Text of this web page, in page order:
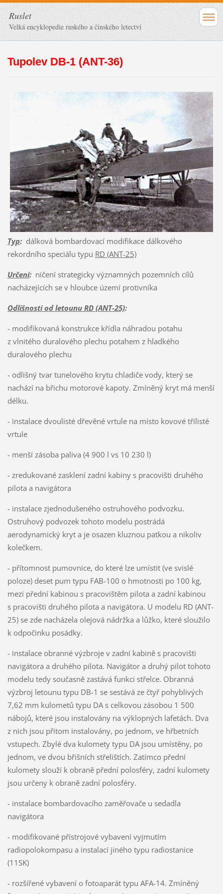
Ruslet
Velká encyklopedie ruského a čínského letectví
Tupolev DB-1 (ANT-36)
Typ:dálková bombardovací modifikace dálkového
rekordního speciálu typu RD (ANT-25)
Určení:ničení strategicky významných pozemních cílů
nacházejících se v hloubce území protivníka
Odlišnosti od letounu RD (ANT-25):
- modifikovaná konstrukce křídla náhradou potahu
z vlnitého duralového plechu potahem z hladkého
duralového plechu
- odlišný tvar tunelového krytu chladiče vody, který se
nachází na břichu motorové kapoty. Zmíněný kryt má menší
délku.
- instalace dvoulisté dřevěné vrtule na místo kovové třílisté
vrtule
- menší zásoba paliva (4 900 l vs 10 230 l)
- zredukované zasklení zadní kabiny s pracovišti druhého
pilota a navigátora
- instalace zjednodušeného ostruhového podvozku.
Ostruhový podvozek tohoto modelu postrádá
aerodynamický kryt a je osazen kluznou patkou a nikoliv
kolečkem.
- přítomnost pumovnice, do které lze umístit (ve svislé
poloze) deset pum typu FAB-100 o hmotnosti po 100 kg,
mezi přední kabinou s pracovištěm pilota a zadní kabinou
s pracovišti druhého pilota a navigátora. U modelu RD (ANT-
25) se zde nacházela olejová nádržka a lůžko, které sloužilo
k odpočinku posádky.
- instalace obranné výzbroje v zadní kabině s pracovišti
navigátora a druhého pilota. Navigátor a druhý pilot tohoto
modelu tedy současně zastává funkci střelce. Obranná
výzbroj letounu typu DB-1 se sestává ze čtyř pohyblivých
7,62 mm kulometů typu DA s celkovou zásobou 1 500
nábojů, které jsou instalovány na výklopných lafetách. Dva
z nich jsou přitom instalovány, po jednom, ve hřbetních
vstupech. Zbylé dva kulomety typu DA jsou umístěny, po
jednom, ve dvou břišních střelištích. Zatímco přední
kulomety slouží k obraně přední polosféry, zadní kulomety
jsou určeny k obraně zadní polosféry.
- instalace bombardovacího zaměřovače u sedadla
navigátora
- modifikované přístrojové vybavení vyjmutím
radiopolokompasu a instalací jiného typu radiostanice
(11SK)
- rozšířené vybavení o fotoaparát typu AFA-14. Zmíněný